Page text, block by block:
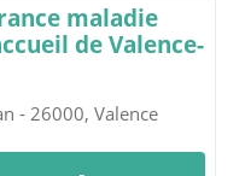
maladie
de Valence-
- 26000, Valence